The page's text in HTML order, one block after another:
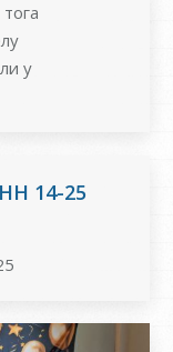
у
14-25